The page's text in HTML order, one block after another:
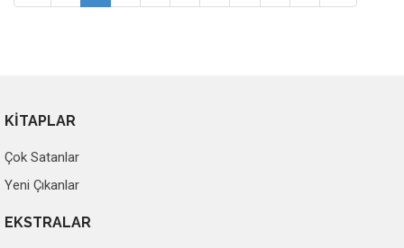
KİTAPLAR
Çok Satanlar
Yeni Çıkanlar
EKSTRALAR